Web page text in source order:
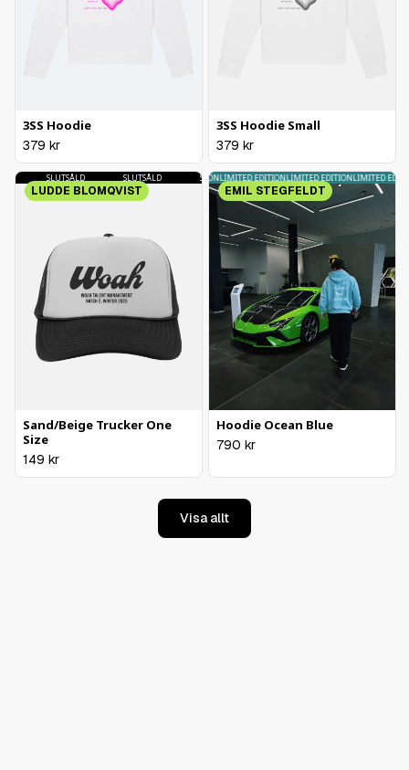
3SS Hoodie
379 kr
3SS Hoodie Small
379 kr
SLUTSÅLD SLUTSÅLD SLUTSÅLD SLUTSÅLD
Sand/Beige Trucker One
Size
149 kr
LUDDE BLOMQVIST
LIMITED EDITIONLIMITED EDITIONLIMITED EDITIONLIMITED EDITIONLIMITED
Hoodie Ocean Blue
790 kr
EMIL STEGFELDT
Visa allt